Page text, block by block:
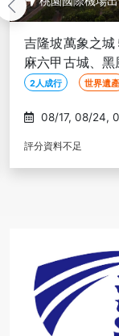
吉隆坡大紅
界遺產古城 ×
歷史古蹟 特
08/17, 08/24, 08/28, 09/04,